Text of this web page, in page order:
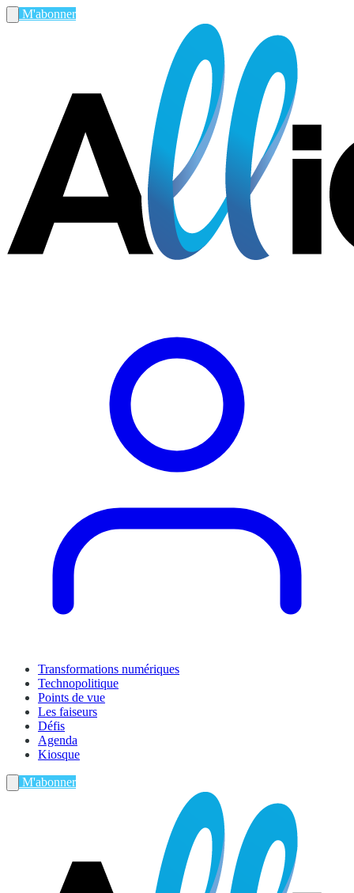
M'abonner
Transformations numériques
Technopolitique
Points de vue
Les faiseurs
Défis
Agenda
Kiosque
M'abonner